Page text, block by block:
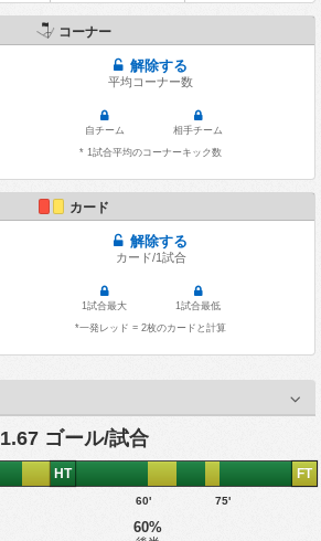
コーナー
解除する
平均コーナー数
自チーム
相手チーム
* 1試合平均のコーナーキック数
カード
解除する
カード/1試合
1試合最大
1試合最低
*一発レッド = 2枚のカードと計算
1.67 ゴール/試合
HT
60' 75'
FT
60%